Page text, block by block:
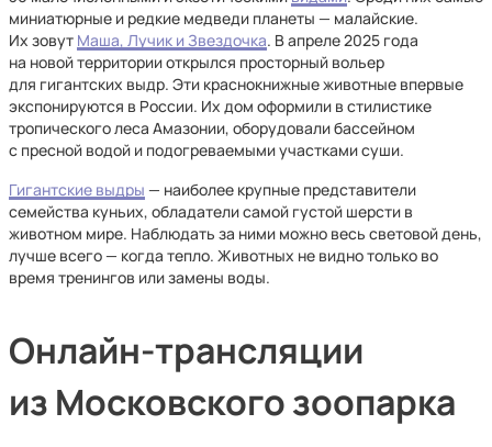
миниатюрные и редкие медведи планеты — малайские.
Их зовут Маша, Лучик и Звездочка. В апреле 2025 года
на новой территории открылся просторный вольер
для гигантских выдр. Эти краснокнижные животные впервые
экспонируются в России. Их дом оформили в стилистике
тропического леса Амазонии, оборудовали бассейном
с пресной водой и подогреваемыми участками суши.
Гигантские выдры — наиболее крупные представители
семейства куньих, обладатели самой густой шерсти в
животном мире. Наблюдать за ними можно весь световой день,
лучше всего — когда тепло. Животных не видно только во
время тренингов или замены воды.
Онлайн-трансляции
из Московского зоопарка